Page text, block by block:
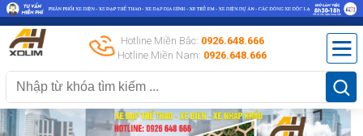
Hotline Miền Bắc: 0926.648.666
Hotline Miền Nam: 0926.648.666